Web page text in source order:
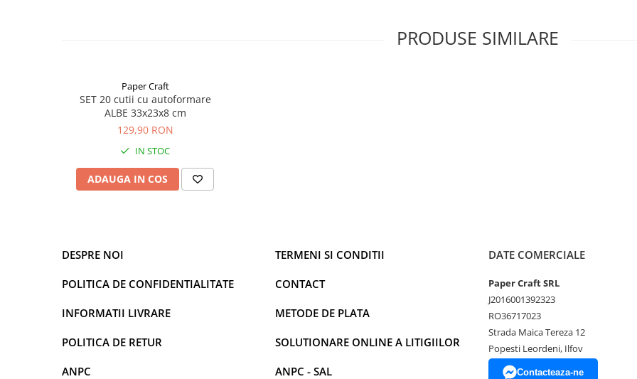
Suprafata cutiei permite lipirea etichetelor sau scrierea cu marker
Daca doriti personalizarea acestor cutii, va rugam sa ne contactati prin
Nu stiti inca ce cutie sa alegeti? Explorati colectia de cutii de carton Paper
PRODUSE SIMILARE
Paper Craft
SET 20 cutii cu autoformare
ALBE 33x23x8 cm
129,90 RON
IN STOC
ADAUGA IN COS
DESPRE NOI
POLITICA DE CONFIDENTIALITATE
INFORMATII LIVRARE
POLITICA DE RETUR
ANPC
TERMENI SI CONDITII
CONTACT
METODE DE PLATA
SOLUTIONARE ONLINE A LITIGIILOR
ANPC - SAL
DATE COMERCIALE
Paper Craft SRL
J2016001392323
RO36717023
Strada Maica Tereza 12
Popesti Leordeni, Ilfov
Contacteaza-ne